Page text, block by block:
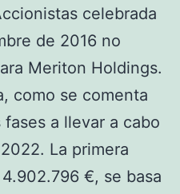
celebrada
de 2016 no
Meriton Holdings.
como se comenta
a llevar a cabo
La primera
€, se basa